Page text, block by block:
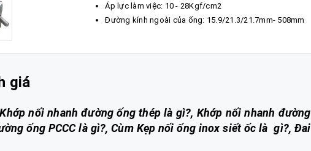
Áp lực làm việc: 10 - 28Kgf/cm2
Đường kính ngoài của ống: 15.9/21.3/21.7mm- 508mm
giá
nối nhanh đường ống thép là gì?, Khớp nối nhanh đường
ống PCCC là gì?, Cùm Kẹp nối ống inox siết ốc là gì?, Đai